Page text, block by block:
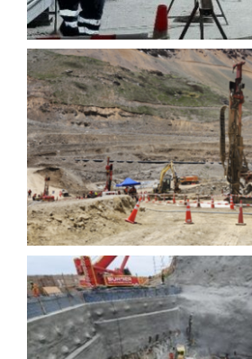
Jet Grouting-
Andina
Fortificación